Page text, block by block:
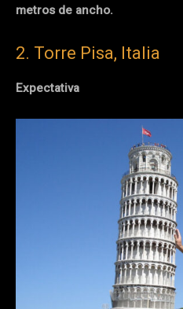
metros de ancho.
2. Torre Pisa, Italia
Expectativa